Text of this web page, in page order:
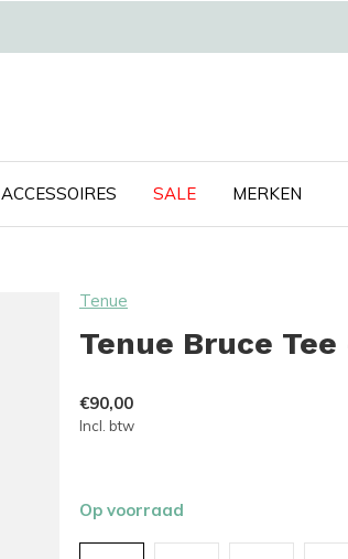
ACCESSOIRES SALE MERKEN
Tenue
Tenue Bruce
€90,00
Incl. btw
Op voorraad